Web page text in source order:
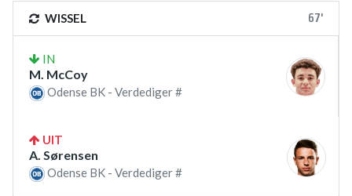
WISSEL 67'
IN
M. McCoy
Odense BK - Verdediger #
UIT
A. Sørensen
Odense BK - Verdediger #